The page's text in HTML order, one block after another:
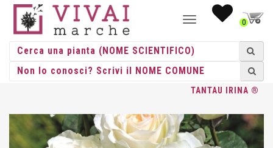
NAVIGAZIONE0
HOME /ROSE/GRANDE FIORE/TANTAU / ROSA GR. FIORE
TANTAU IRINA ®